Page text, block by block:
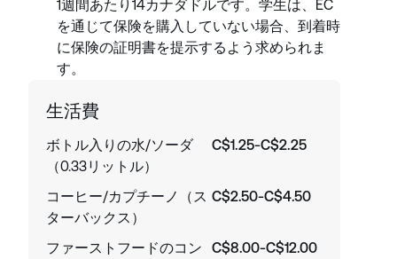
1週間あたり14カナダドルです。学生は、EC
を通じて保険を購入していない場合、到着時
に保険の証明書を提示するよう求められま
す。
生活費
ボトル入りの水/ソーダ
（0.33リットル）
C$1.25-C$2.25
コーヒー/カプチーノ（ス
ターバックス）
C$2.50-C$4.50
ファーストフードのコン
C$8.00-C$12.00